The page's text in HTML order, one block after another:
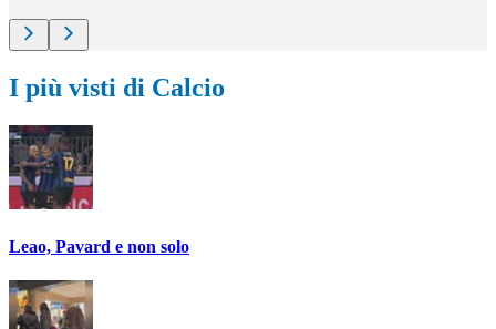
I più visti di Calcio
Leao, Pavard e non solo